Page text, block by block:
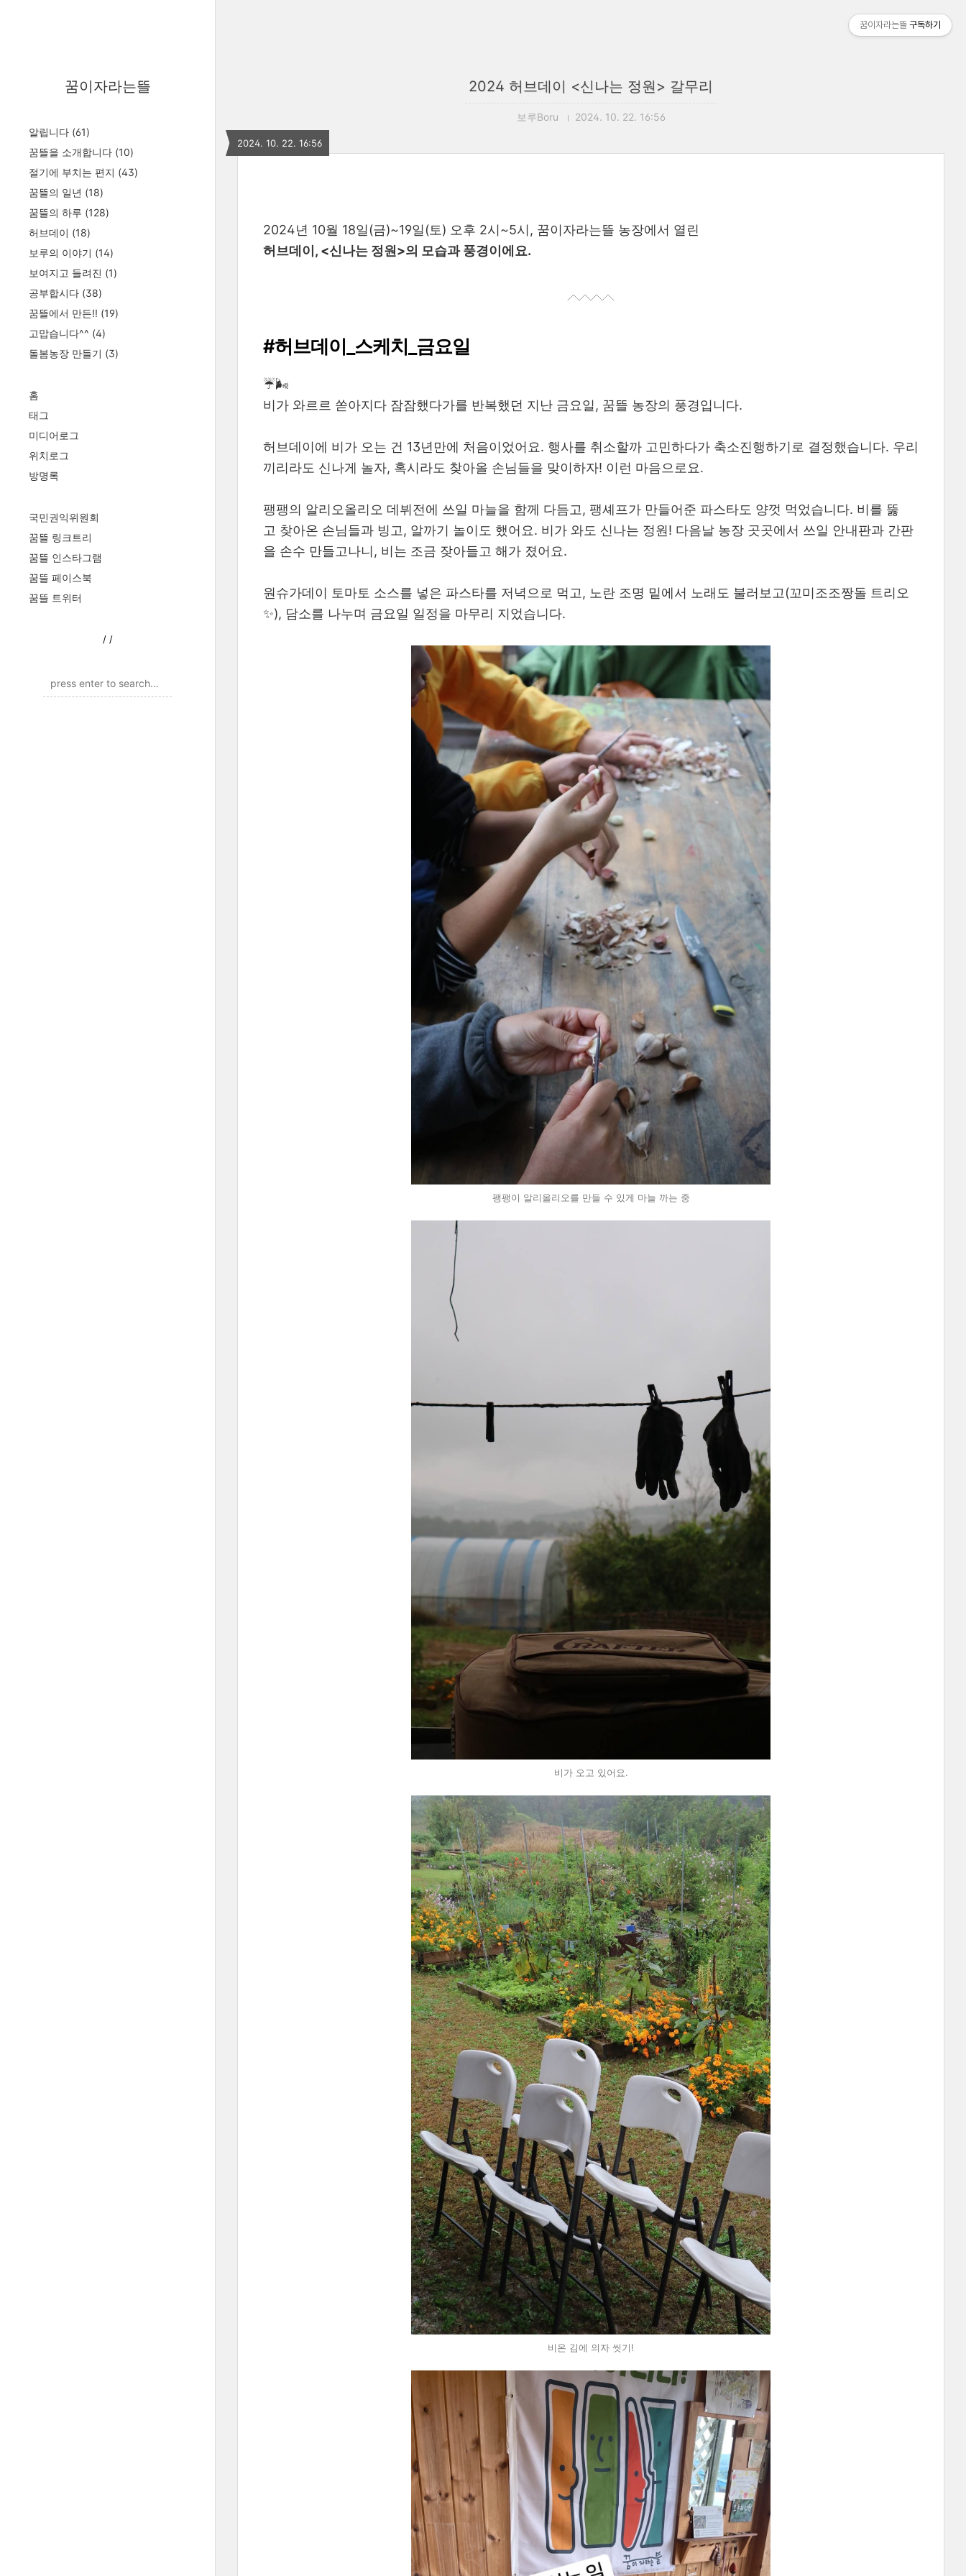
꿈이자라는뜰
알립니다 (61)
꿈뜰을 소개합니다 (10)
절기에 부치는 편지 (43)
꿈뜰의 일년 (18)
꿈뜰의 하루 (128)
허브데이 (18)
보루의 이야기 (14)
보여지고 들려진 (1)
공부합시다 (38)
꿈뜰에서 만든!! (19)
고맙습니다^^ (4)
돌봄농장 만들기 (3)
홈
태그
미디어로그
위치로그
방명록
국민권익위원회
꿈뜰 링크트리
꿈뜰 인스타그램
꿈뜰 페이스북
꿈뜰 트위터
/ /
2024 허브데이 <신나는 정원> 갈무리
보루Boru 2024. 10. 22. 16:56
2024. 10. 22. 16:56
2024년 10월 18일(금)~19일(토) 오후 2시~5시, 꿈이자라는뜰 농장에서 열린
허브데이, <신나는 정원>의 모습과 풍경이에요.
#허브데이_스케치_금요일
☔️🌬️
비가 와르르 쏟아지다 잠잠했다가를 반복했던 지난 금요일, 꿈뜰 농장의 풍경입니다.
허브데이에 비가 오는 건 13년만에 처음이었어요. 행사를 취소할까 고민하다가 축소진행하기로 결정했습니다. 우리
끼리라도 신나게 놀자, 혹시라도 찾아올 손님들을 맞이하자! 이런 마음으로요.
팽팽의 알리오올리오 데뷔전에 쓰일 마늘을 함께 다듬고, 팽셰프가 만들어준 파스타도 양껏 먹었습니다. 비를 뚫
고 찾아온 손님들과 빙고, 알까기 놀이도 했어요. 비가 와도 신나는 정원! 다음날 농장 곳곳에서 쓰일 안내판과 간판
을 손수 만들고나니, 비는 조금 잦아들고 해가 졌어요.
원슈가데이 토마토 소스를 넣은 파스타를 저녁으로 먹고, 노란 조명 밑에서 노래도 불러보고(꼬미조조짱돌 트리오
✨), 담소를 나누며 금요일 일정을 마무리 지었습니다.
팽팽이 알리올리오를 만들 수 있게 마늘 까는 중
비가 오고 있어요.
비온 김에 의자 씻기!
꿈이자라는뜰 구독하기